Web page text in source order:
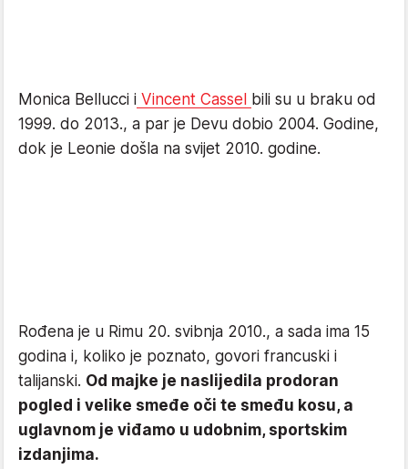
Monica Bellucci i Vincent Cassel bili su u braku od
1999. do 2013., a par je Devu dobio 2004. Godine,
dok je Leonie došla na svijet 2010. godine.
Rođena je u Rimu 20. svibnja 2010., a sada ima 15
godina i, koliko je poznato, govori francuski i
talijanski. Od majke je naslijedila prodoran
pogled i velike smeđe oči te smeđu kosu, a
uglavnom je viđamo u udobnim, sportskim
izdanjima.